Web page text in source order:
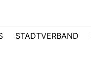
STADTVERBAND